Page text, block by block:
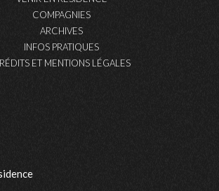
COMPAGNIES
ARCHIVES
INFOS PRATIQUES
ET MENTIONS LÉGALES